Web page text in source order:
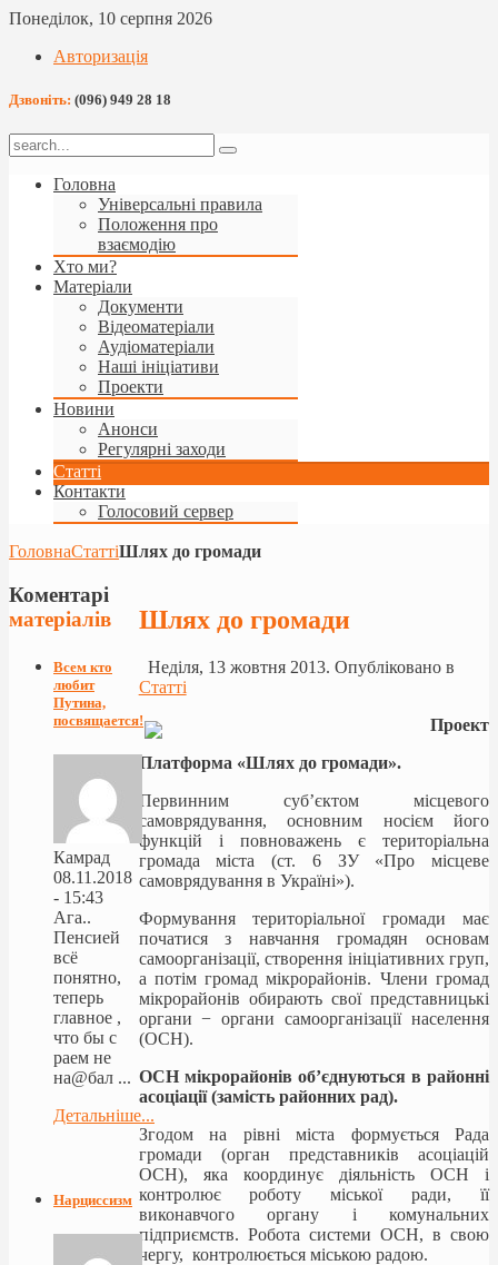
Понеділок, 10 серпня 2026
Авторизація
Дзвоніть: (096) 949 28 18
Головна
Універсальні правила
Положення про
взаємодію
Хто ми?
Матеріали
Документи
Відеоматеріали
Аудіоматеріали
Наші ініціативи
Проекти
Новини
Анонси
Регулярні заходи
Статті
Контакти
Голосовий сервер
ГоловнаСтаттіШлях до громади
Шлях до громади
Неділя, 13 жовтня 2013. Опубліковано в
Статті
Проект
Платформа «Шлях до громади».
Первинним суб’єктом місцевого
самоврядування, основним носієм його
функцій і повноважень є територіальна
громада міста (ст. 6 ЗУ «Про місцеве
самоврядування в Україні»).
Формування територіальної громади має
початися з навчання громадян основам
самоорганізації, створення ініціативних груп,
а потім громад мікрорайонів. Члени громад
мікрорайонів обирають свої представницькі
органи − органи самоорганізації населення
(ОСН).
ОСН мікрорайонів об’єднуються в районні
асоціації (замість районних рад).
Згодом на рівні міста формується Рада
громади (орган представників асоціацій
ОСН), яка координує діяльність ОСН і
контролює роботу міської ради, її
виконавчого органу і комунальних
підприємств. Робота системи ОСН, в свою
чергу, контролюється міською радою.
Коментарі
матеріалів
Всем кто
любит
Путина,
посвящается!
Камрад
08.11.2018
- 15:43
Ага..
Пенсией
всё
понятно,
теперь
главное ,
что бы с
раем не
на@бал ...
Детальніше...
Нарциссизм